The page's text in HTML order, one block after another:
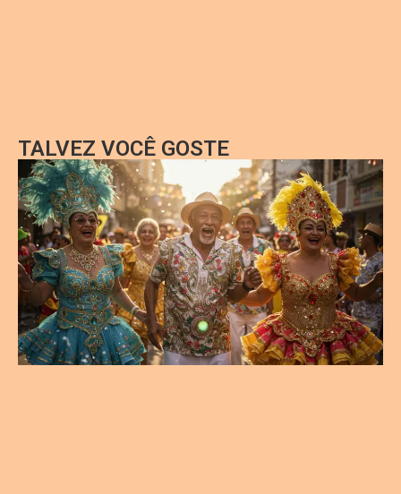
TALVEZ VOCÊ GOSTE